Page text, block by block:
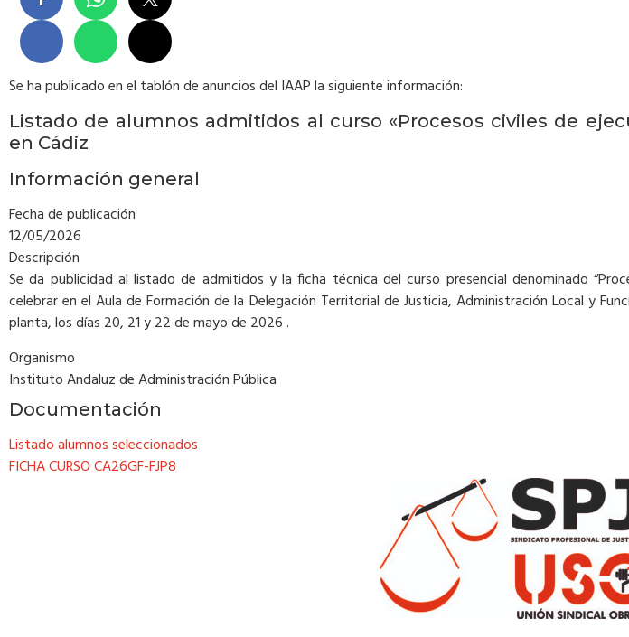
Se ha publicado en el tablón de anuncios del IAAP la siguiente información:
Listado de alumnos admitidos al curso «Procesos civiles de
en Cádiz
Información general
Fecha de publicación
12/05/2026
Descripción
Se da publicidad al listado de admitidos y la ficha técnica del curso presencial denominado
celebrar en el Aula de Formación de la Delegación Territorial de Justicia, Administración Local y
planta, los días 20, 21 y 22 de mayo de 2026 .
Organismo
Instituto Andaluz de Administración Pública
Documentación
Listado alumnos seleccionados
FICHA CURSO CA26GF-FJP8